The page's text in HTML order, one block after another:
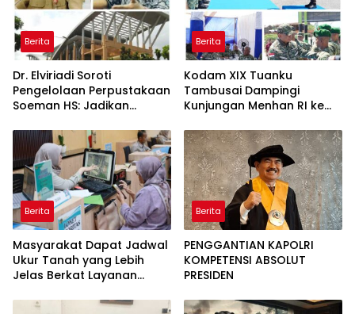
Berita
Dr. Elviriadi Soroti
Pengelolaan Perpustakaan
Soeman HS: Jadikan
Kawah Candradimuka
Intelektual
Berita
Kodam XIX Tuanku
Tambusai Dampingi
Kunjungan Menhan RI ke
Perkuat Pembangunan
Satuan
Berita
Masyarakat Dapat Jadwal
Ukur Tanah yang Lebih
Jelas Berkat Layanan
Berita
PENGGANTIAN KAPOLRI
KOMPETENSI ABSOLUT
PRESIDEN